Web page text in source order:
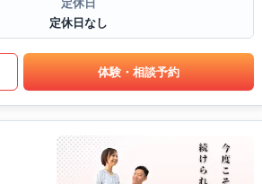
定休日
定休日なし
体験・相談予約